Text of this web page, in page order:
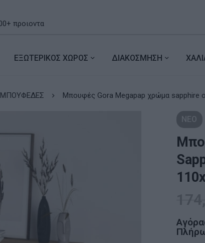
ΕΞΩΤΕΡΙΚΟΣ ΧΩΡΟΣ ΔΙΑΚΟΣΜΗΣΗ
ΜΠΟΥΦΕΔΕΣ Μπουφές Gora Megapap χρώμα sapphire
ΝΕΟ